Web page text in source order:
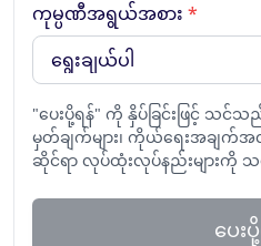
ကုမ္ပဏီအရွယ်အစား *
"ပေးပို့ရန်" ကို နှိပ်ခြင်းဖြင့်
မှတ်ချက်များ၊ ကိုယ်ရေးအချက်
ဆိုင်ရာ လုပ်ထုံးလုပ်နည်းများကို
ပေး